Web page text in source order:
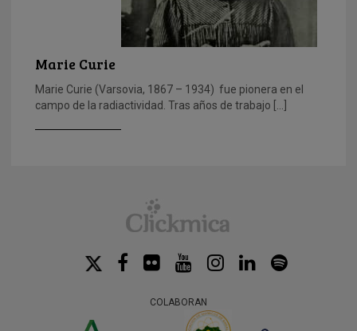
Marie Curie
Marie Curie (Varsovia, 1867 – 1934) fue pionera en el
campo de la radiactividad. Tras años de trabajo […]
COLABORAN